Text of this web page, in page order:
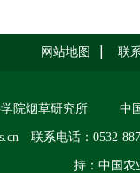
网站地图 联
院烟草研究所 中
联系电话：0532-
持：中国农